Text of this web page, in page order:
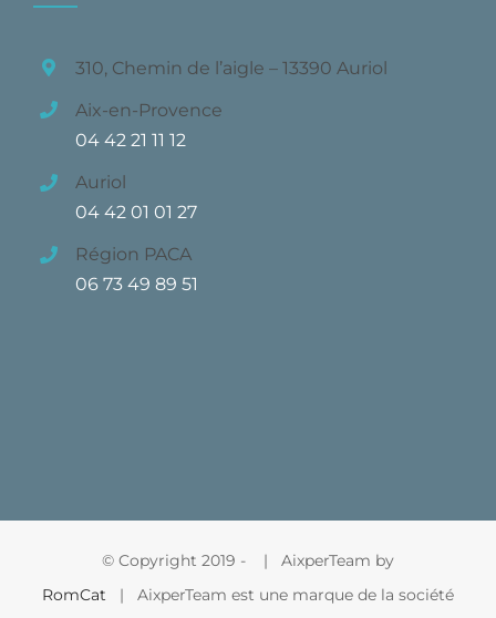
310, Chemin de l’aigle – 13390 Auriol
Aix-en-Provence
04 42 21 11 12
Auriol
04 42 01 01 27
Région PACA
06 73 49 89 51
© Copyright 2019 -
| AixperTeam by
RomCat | AixperTeam est une marque de la société